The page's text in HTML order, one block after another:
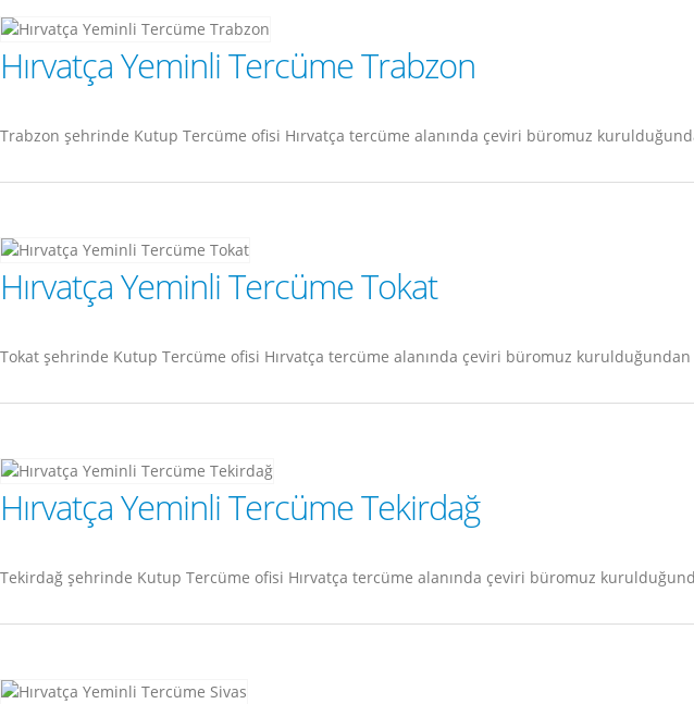
Hırvatça Yeminli Tercüme Trabzon
Trabzon şehrinde Kutup Tercüme ofisi Hırvatça tercüme alanında çeviri büromuz
Hırvatça Yeminli Tercüme Tokat
Tokat şehrinde Kutup Tercüme ofisi Hırvatça tercüme alanında çeviri büromuz
Hırvatça Yeminli Tercüme Tekirdağ
Tekirdağ şehrinde Kutup Tercüme ofisi Hırvatça tercüme alanında çeviri büromuz